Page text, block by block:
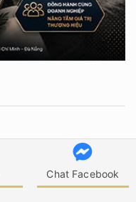
Chat Facebook